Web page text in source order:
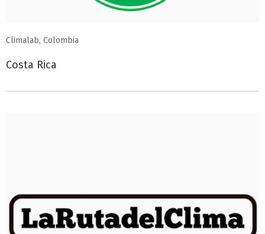
Climalab, Colombia
Costa Rica